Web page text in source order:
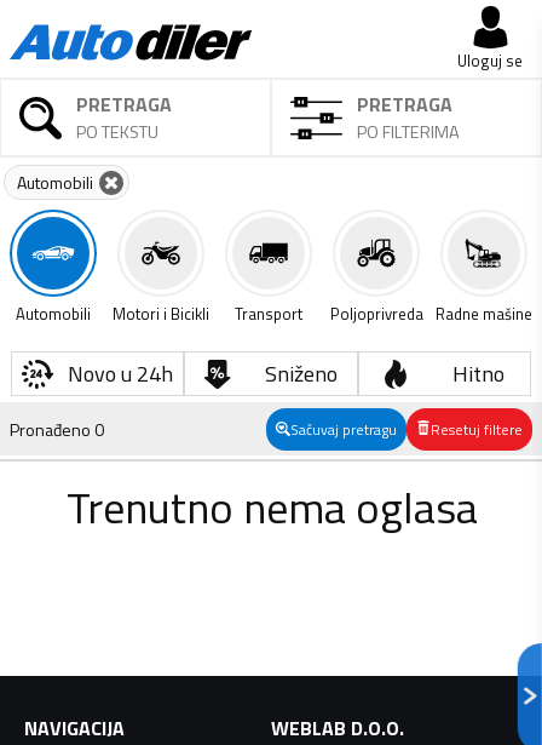
Uloguj se
PRETRAGA
PO TEKSTU
PRETRAGA
PO FILTERIMA
Automobili
Automobili Motori i Bicikli Transport Poljoprivreda Radne mašine
Novo u 24h Sniženo Hitno
Pronađeno0 Sačuvaj pretragu Resetuj filtere
Trenutno nema oglasa
NAVIGACIJA
WEBLAB D.O.O.